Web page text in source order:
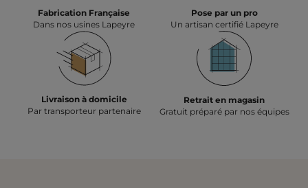
Fabrication Française
Dans nos usines Lapeyre
Pose par un pro
Un artisan certifié Lapeyre
Livraison à domicile
Par transporteur partenaire
Retrait en magasin
Gratuit préparé par nos équipes